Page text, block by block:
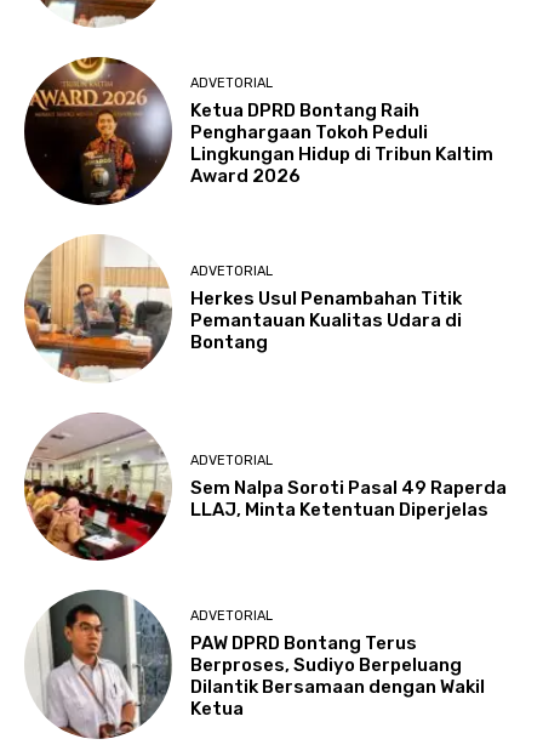
ADVETORIAL
Ketua DPRD Bontang Raih
Penghargaan Tokoh Peduli
Lingkungan Hidup di Tribun Kaltim
Award 2026
ADVETORIAL
Herkes Usul Penambahan Titik
Pemantauan Kualitas Udara di
Bontang
ADVETORIAL
Sem Nalpa Soroti Pasal 49 Raperda
LLAJ, Minta Ketentuan Diperjelas
ADVETORIAL
PAW DPRD Bontang Terus
Berproses, Sudiyo Berpeluang
Dilantik Bersamaan dengan Wakil
Ketua